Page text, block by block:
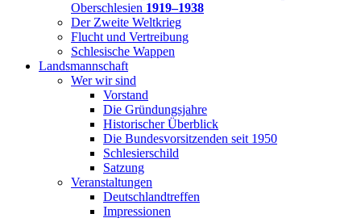
Oberschlesien 1919–1938
Der Zweite Weltkrieg
Flucht und Vertreibung
Schlesische Wappen
Landsmannschaft
Wer wir sind
Vorstand
Die Gründungsjahre
Historischer Überblick
Die Bundesvorsitzenden seit 1950
Schlesierschild
Satzung
Veranstaltungen
Deutschlandtreffen
Impressionen